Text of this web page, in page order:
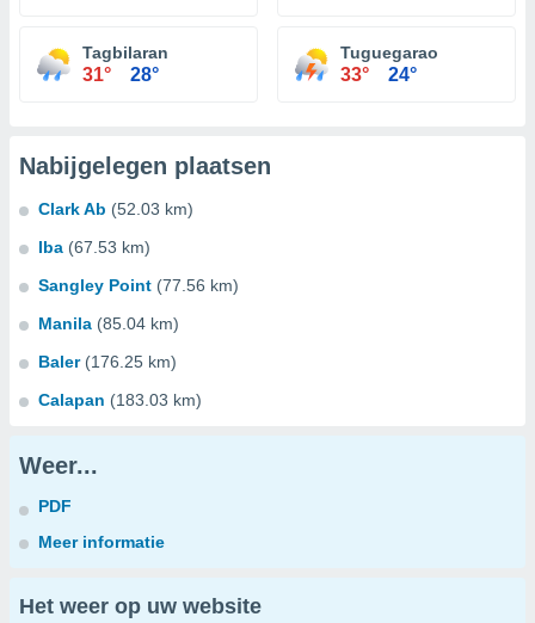
Tagbilaran
31° 28°
Tuguegarao
33° 24°
Nabijgelegen plaatsen
Clark Ab (52.03 km)
Iba (67.53 km)
Sangley Point (77.56 km)
Manila (85.04 km)
Baler (176.25 km)
Calapan (183.03 km)
Weer...
PDF
Meer informatie
Het weer op uw website